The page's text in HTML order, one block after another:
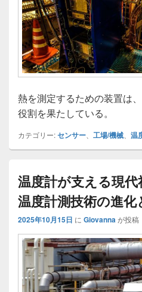
熱を測定するための装置は
役割を果たしている。
カテゴリー:センサー 工場/機械 温
温度計が支える現
温度計測技術の進
2025年10月15日 に Giovannaが投稿